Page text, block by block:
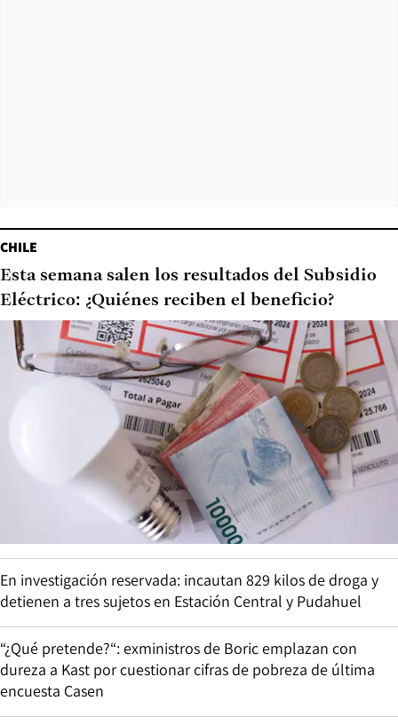
CHILE
Esta semana salen los resultados del Subsidio
Eléctrico: ¿Quiénes reciben el beneficio?
En investigación reservada: incautan 829 kilos de droga y
detienen a tres sujetos en Estación Central y Pudahuel
“¿Qué pretende?“: exministros de Boric emplazan con
dureza a Kast por cuestionar cifras de pobreza de última
encuesta Casen